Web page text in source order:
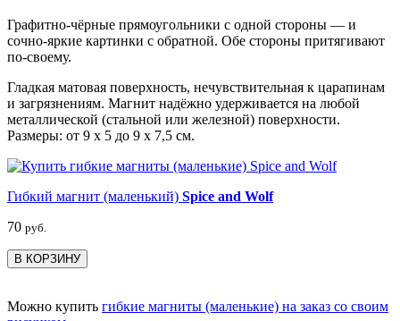
Графитно-чёрные прямоугольники с одной стороны — и
сочно-яркие картинки с обратной. Обе стороны притягивают
по-своему.
Гладкая матовая поверхность, нечувствительная к царапинам
и загрязнениям. Магнит надёжно удерживается на любой
металлической (стальной или железной) поверхности.
Размеры: от 9 х 5 до 9 х 7,5 см.
Гибкий магнит (маленький) Spice and Wolf
70 руб.
В КОРЗИНУ
Можно купить гибкие магниты (маленькие) на заказ со своим